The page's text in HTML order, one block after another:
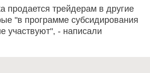
продается трейдерам в другие
"в программе субсидирования
участвуют", - написали